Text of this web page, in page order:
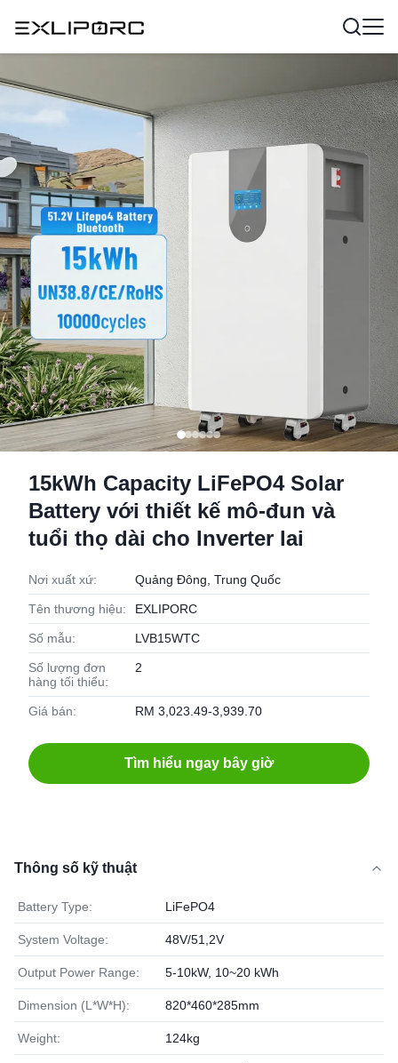
15kWh Capacity LiFePO4 Solar
Battery với thiết kế mô-đun và
tuổi thọ dài cho Inverter lai
Nơi xuất xứ: Quảng Đông, Trung Quốc
Tên thương hiệu: EXLIPORC
Số mẫu: LVB15WTC
Số lượng đơn
hàng tối thiểu:
2
Giá bán: RM 3,023.49-3,939.70
Tìm hiểu ngay bây giờ
Thông số kỹ thuật
Battery Type: LiFePO4
System Voltage: 48V/51,2V
Output Power Range: 5-10kW, 10~20 kWh
Dimension (L*W*H): 820*460*285mm
Weight: 124kg